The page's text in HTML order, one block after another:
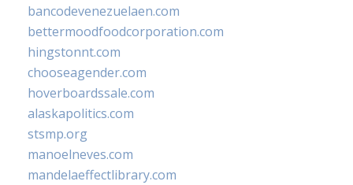
bancodevenezuelaen.com
bettermoodfoodcorporation.com
hingstonnt.com
chooseagender.com
hoverboardssale.com
alaskapolitics.com
stsmp.org
manoelneves.com
mandelaeffectlibrary.com